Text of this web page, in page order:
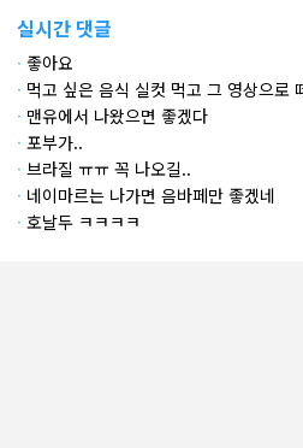
실시간 댓글
· 좋아요
· 먹고 싶은 음식 실컷 먹고 그 영상으로 떼 돈도 버네 ㄷㄷ. 하고 싶
· 맨유에서 나왔으면 좋겠다
· 포부가..
· 브라질 ㅠㅠ 꼭 나오길..
· 네이마르는 나가면 음바페만 좋겠네
· 호날두 ㅋㅋㅋㅋ